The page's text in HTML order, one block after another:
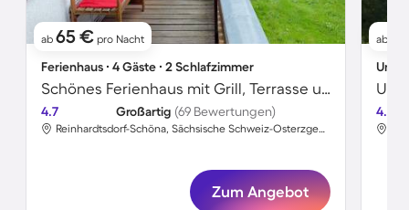
ab 65 € pro Nacht
Ferienhaus ∙ 4 Gäste ∙ 2 Schlafzimmer
Schönes Ferienhaus mit Grill, Terrasse und Garten | Gartenblick
4.7 Großartig (69 Bewertungen)
Reinhardtsdorf-Schöna, Sächsische Schweiz-Osterzgebirge, Deutschland
Zum Angebot
ab
4.5